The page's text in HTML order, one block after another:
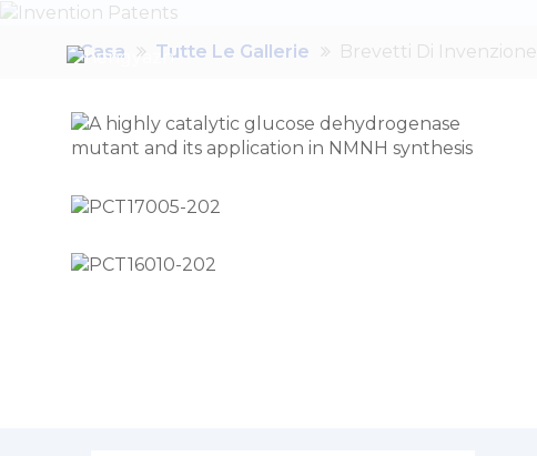
Casa Tutte Le Gallerie Brevetti Di Invenzione